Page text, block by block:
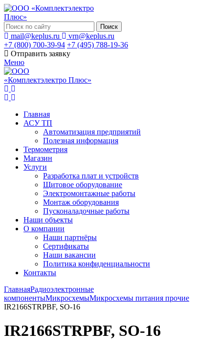
Поиск
mail@keplus.ru
vrn@keplus.ru
+7 (800) 700-39-94 +7 (495) 788-19-36
Отправить заявку
Меню
Главная
АСУ ТП
Автоматизация предприятий
Полезная информация
Термометрия
Магазин
Услуги
Разработка плат и устройств
Щитовое оборудование
Электромонтажные работы
Монтаж оборудования
Пусконаладочные работы
Наши объекты
О компании
Наши партнёры
Сертификаты
Наши вакансии
Политика конфиденциальности
Контакты
ГлавнаяРадиоэлектронные
компонентыМикросхемыМикросхемы питания прочие
IR2166STRPBF, SO-16
IR2166STRPBF, SO-16